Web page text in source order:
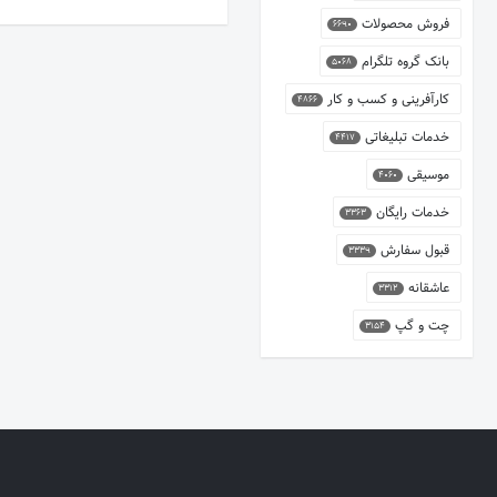
فروش محصولات 6690
بانک گروه تلگرام 5068
کارآفرینی و کسب و کار 4866
خدمات تبلیغاتی 4417
موسیقی 4060
خدمات رایگان 3363
قبول سفارش 3339
عاشقانه 3312
چت و گپ 3154